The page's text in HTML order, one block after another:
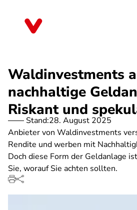
Waldinvestments
nachhaltige
Riskant und
Stand:28. August 2025
Anbieter von Waldinvestments
Rendite und werben mit
Doch diese Form der Geldanlage
Sie, worauf Sie achten sollten.